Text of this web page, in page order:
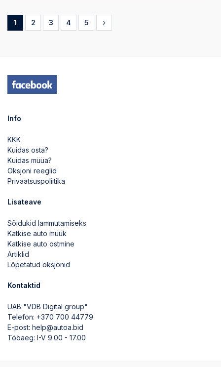
1 2 3 4 5
Info
KKK
Kuidas osta?
Kuidas müüa?
Oksjoni reeglid
Privaatsuspoliitika
Lisateave
Sõidukid lammutamiseks
Katkise auto müük
Katkise auto ostmine
Artiklid
Lõpetatud oksjonid
Kontaktid
UAB "VDB Digital group"
Telefon: +370 700 44779
E-post: help@autoa.bid
Tööaeg: I-V 9.00 - 17.00